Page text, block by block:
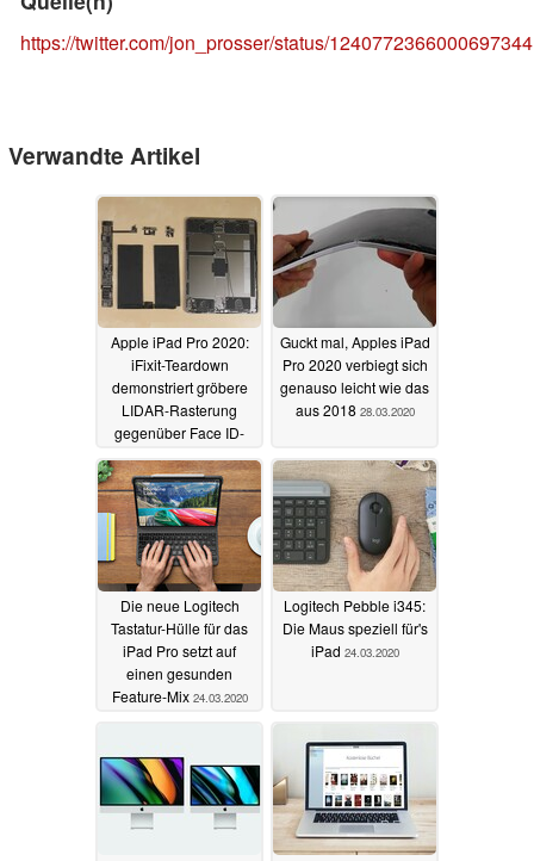
https://twitter.com/jon_prosser/status/1240772366000697344
Verwandte Artikel
Apple iPad Pro 2020:
iFixit-Teardown
demonstriert gröbere
LIDAR-Rasterung
gegenüber Face ID-
Sensor30.03.2020
Guckt mal, Apples iPad
Pro 2020 verbiegt sich
genauso leicht wie das
aus 2018 28.03.2020
Die neue Logitech
Tastatur-Hülle für das
iPad Pro setzt auf
einen gesunden
Feature-Mix 24.03.2020
Logitech Pebble i345:
Die Maus speziell für's
iPad 24.03.2020